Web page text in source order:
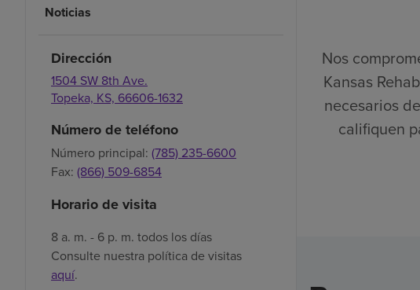
Noticias
Dirección
1504 SW 8th Ave.
Topeka, KS, 66606-1632
Número de teléfono
Número principal: (785) 235-6600
Fax: (866) 509-6854
Horario de visita
8 a. m. - 6 p. m. todos los días
Consulte nuestra política de visitas
aquí.
Nos
Kansas
necesarios
califiquen